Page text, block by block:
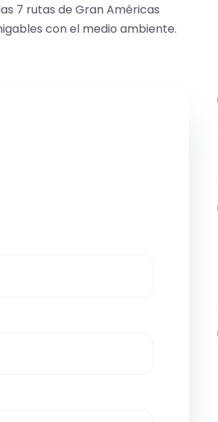
7 rutas de Gran Américas
con el medio ambiente.